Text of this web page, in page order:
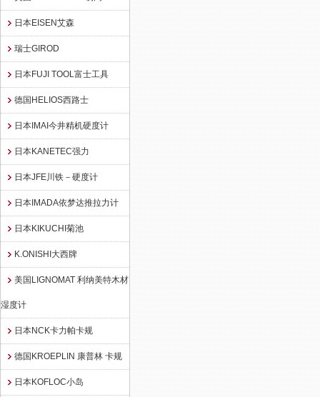
日本EISEN艾森
瑞士GIROD
日本FUJI TOOL富士工具
德国HELIOS西路士
日本IMAI今井精机硬度计
日本KANETEC强力
日本JFE川铁－硬度计
日本IMADA依梦达推拉力计
日本KIKUCHI菊池
K.ONISHI大西牌
美国LIGNOMAT 利纳美特木材
湿度计
日本NCK卡力帕卡规
德国KROEPLIN 康普林 卡规
日本KOFLOC小岛